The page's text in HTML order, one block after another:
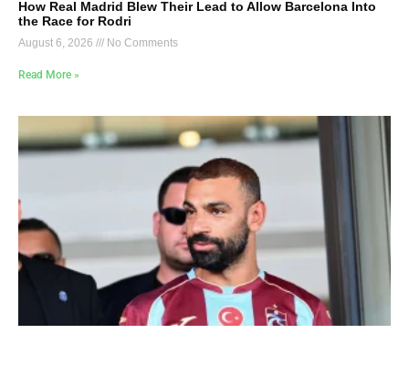
How Real Madrid Blew Their Lead to Allow Barcelona Into
the Race for Rodri
August 6, 2026 No Comments
Read More »